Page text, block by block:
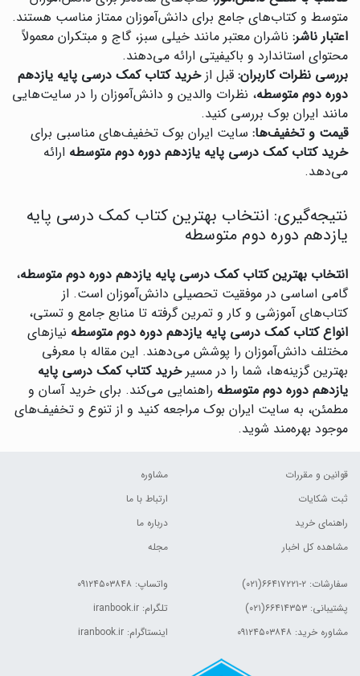
متوسط و کتاب‌های جامع برای دانش‌آموزان ممتاز مناسب هستند.
اعتبار ناشر: ناشران معتبر مانند خیلی سبز، گاج و مبتکران معمولاً
محتوای استاندارد و باکیفیتی ارائه می‌دهند.
بررسی نظرات کاربران: قبل ازخرید کتاب کمک درسی پایه یازدهم
دوره دوم متوسطه، نظرات والدین و دانش‌آموزان را در سایت‌هایی
مانند ایران بوک بررسی کنید.
قیمت و تخفیف‌ها: سایت ایران بوک تخفیف‌های مناسبی برای
خرید کتاب کمک درسی پایه یازدهم دوره دوم متوسطه ارائه
می‌دهد.
نتیجه‌گیری: انتخاب بهترین کتاب کمک درسی پایه
یازدهم دوره دوم متوسطه
انتخاب بهترین کتاب کمک درسی پایه یازدهم دوره دوم متوسطه،
گامی اساسی در موفقیت تحصیلی دانش‌آموزان است. از
کتاب‌های آموزشی و کار و تمرین گرفته تا منابع جامع و تستی،
انواع کتاب کمک درسی پایه یازدهم دوره دوم متوسطه نیازهای
مختلف دانش‌آموزان را پوشش می‌دهند. این مقاله با معرفی
بهترین گزینه‌ها، شما را در مسیرخرید کتاب کمک درسی پایه
یازدهم دوره دوم متوسطه راهنمایی می‌کند. برای خرید آسان و
مطمئن، به سایت ایران بوک مراجعه کنید و از تنوع و تخفیف‌های
موجود بهره‌مند شوید.
قوانین و مقررات
ثبت شکایات
راهنمای خرید
مشاهده کل اخبار
مشاوره
ارتباط با ما
درباره ما
مجله
سفارشات: ۲-۶۶۴۱۷۲۲۱(۰۲۱)
پشتیبانی: ۶۶۴۱۴۳۵۳(۰۲۱)
مشاوره خرید: ۰۹۱۲۴۵۰۳۸۴۸
واتساپ: ۰۹۱۲۴۵۰۳۸۴۸
تلگرام: iranbook.ir
اینستاگرام: iranbook.ir